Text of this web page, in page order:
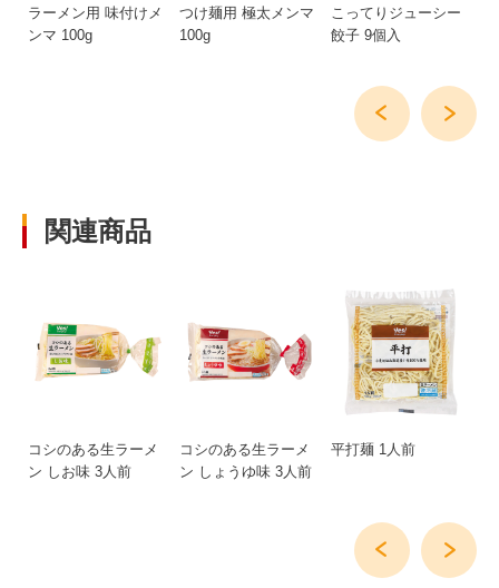
ラーメン用 味付けメ
ンマ 100g
つけ麺用 極太メンマ
100g
こってりジューシー
餃子 9個入
関連商品
コシのある生ラーメ
ン しお味 3人前
コシのある生ラーメ
ン しょうゆ味 3人前
平打麺 1人前